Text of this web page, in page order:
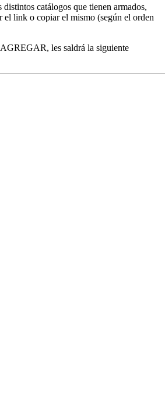
catálogos que tienen armados,
el link o copiar el mismo (según el orden
les saldrá la siguiente